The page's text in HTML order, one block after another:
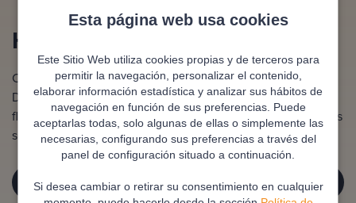
Esta página web usa cookies
Este Sitio Web utiliza cookies propias y de terceros para
permitir la navegación, personalizar el contenido,
elaborar información estadística y analizar sus hábitos de
navegación en función de sus preferencias. Puede
aceptarlas todas, solo algunas de ellas o simplemente las
necesarias, configurando sus preferencias a través del
panel de configuración situado a continuación.
Si desea cambiar o retirar su consentimiento en cualquier
Hipoteca Fija
Consigue tu tranquilidad financiera con una hipoteca fija.
Disfruta de una cuota mensual predecible sin importar las
fluctuaciones del mercado. ¡Empieza ahora y olvídate de las
sorpresas!